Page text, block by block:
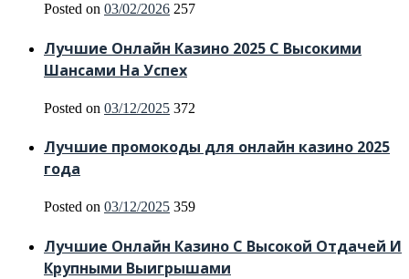
Posted on 03/02/2026 257
Лучшие Онлайн Казино 2025 С Высокими
Шансами На Успех
Posted on 03/12/2025 372
Лучшие промокоды для онлайн казино 2025
года
Posted on 03/12/2025 359
Лучшие Онлайн Казино С Высокой Отдачей И
Крупными Выигрышами